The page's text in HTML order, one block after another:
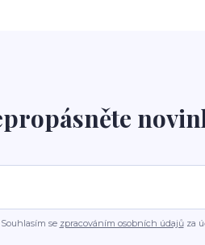
Souhlasím se zpracováním osobních údajůza